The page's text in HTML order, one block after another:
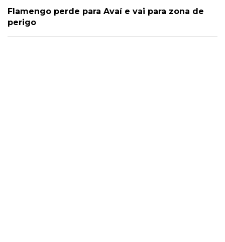
Flamengo perde para Avaí e vai para zona de
perigo